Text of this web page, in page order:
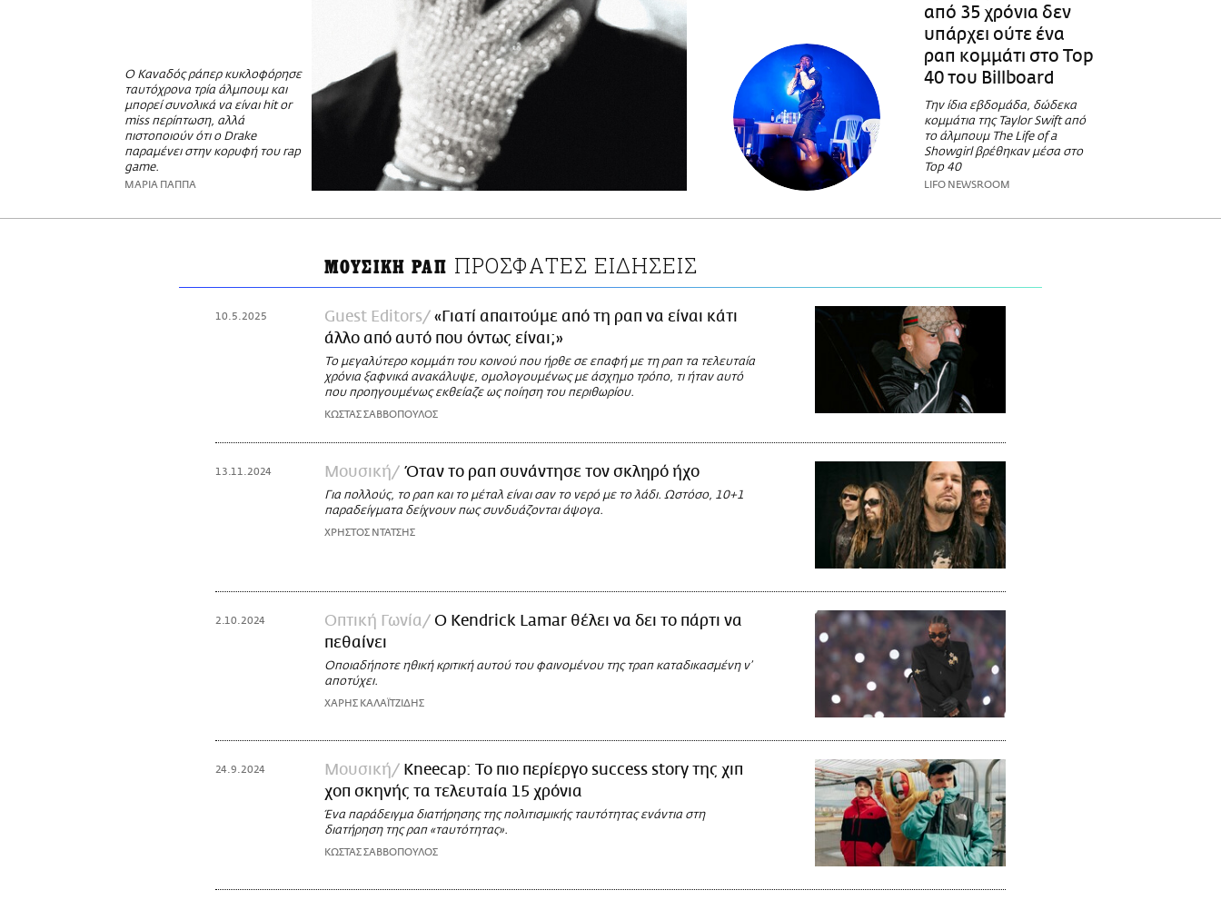
Ο Καναδός ράπερ κυκλοφόρησε
ταυτόχρονα τρία άλμπουμ και
μπορεί συνολικά να είναι hit or
miss περίπτωση, αλλά
πιστοποιούν ότι ο Drake
παραμένει στην κορυφή του rap
game.
ΜΑΡΙΑ ΠΑΠΠΑ
από 35 χρόνια δεν
υπάρχει ούτε ένα
ραπ κομμάτι στο Top
40 του Billboard
Την ίδια εβδομάδα, δώδεκα
κομμάτια της Taylor Swift από
το άλμπουμ The Life of a
Showgirl βρέθηκαν μέσα στο
Top 40
LIFO NEWSROOM
ΜΟΥΣΙΚΗ ΡΑΠ ΠΡΟΣΦΑΤΕΣ ΕΙΔΗΣΕΙΣ
10.5.2025 Guest Editors
«Γιατί απαιτούμε από τη ραπ να είναι κάτι
άλλο από αυτό που όντως είναι;»
Το μεγαλύτερο κομμάτι του κοινού που ήρθε σε επαφή με τη ραπ τα τελευταία
χρόνια ξαφνικά ανακάλυψε, ομολογουμένως με άσχημο τρόπο, τι ήταν αυτό
που προηγουμένως εκθείαζε ως ποίηση του περιθωρίου.
ΚΩΣΤΑΣ ΣΑΒΒΟΠΟΥΛΟΣ
13.11.2024 Μουσική Όταν το ραπ συνάντησε τον σκληρό ήχο
Για πολλούς, το ραπ και το μέταλ είναι σαν το νερό με το λάδι. Ωστόσο, 10+1
παραδείγματα δείχνουν πως συνδυάζονται άψογα.
ΧΡΗΣΤΟΣ ΝΤΑΤΣΗΣ
2.10.2024 Οπτική Γωνία
Ο Kendrick Lamar θέλει να δει το πάρτι να
πεθαίνει
Οποιαδήποτε ηθική κριτική αυτού του φαινομένου της τραπ καταδικασμένη ν’
αποτύχει.
ΧΑΡΗΣ ΚΑΛΑΪΤΖΙΔΗΣ
24.9.2024 Μουσική
Kneecap: Το πιο περίεργο success story της χιπ
χοπ σκηνής τα τελευταία 15 χρόνια
Ένα παράδειγμα διατήρησης της πολιτισμικής ταυτότητας ενάντια στη
διατήρηση της ραπ «ταυτότητας».
ΚΩΣΤΑΣ ΣΑΒΒΟΠΟΥΛΟΣ